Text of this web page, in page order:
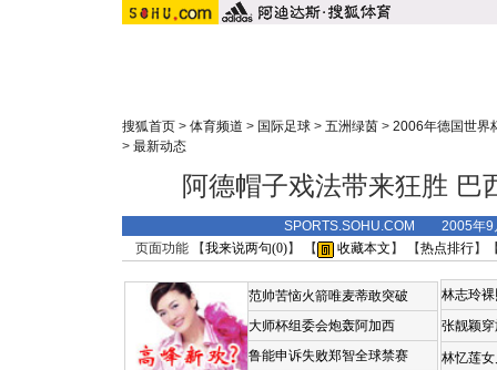
搜狐首页 > 体育频道 > 国际足球 > 五洲绿茵 > 2006年德国世界
> 最新动态
阿德帽子戏法带来狂胜 巴
SPORTS.SOHU.COM 2005年
页面功能 【我来说两句(0)】 【 收藏本文 】 【热点排行】
范帅苦恼火箭唯麦蒂敢突破
大师杯组委会炮轰阿加西
鲁能申诉失败郑智全球禁赛
林志玲
张靓颖
林忆莲